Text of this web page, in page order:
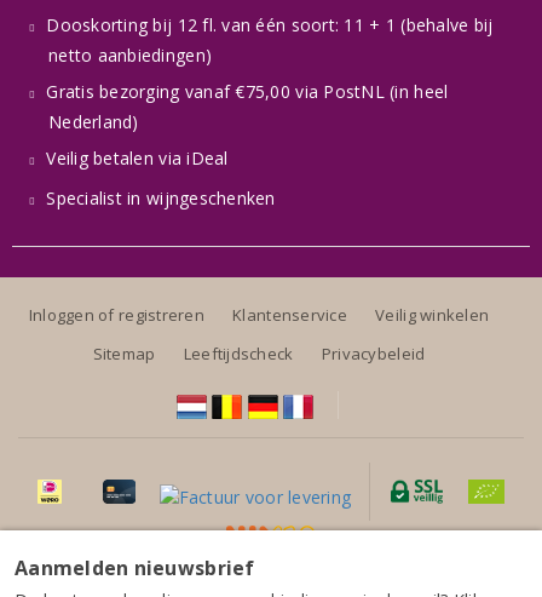
Dooskorting bij 12 fl. van één soort: 11 + 1 (behalve bij
netto aanbiedingen)
Gratis bezorging vanaf €75,00 via PostNL (in heel
Nederland)
Veilig betalen via iDeal
Specialist in wijngeschenken
Inloggen of registreren Klantenservice
Veilig winkelen
Sitemap
Leeftijdscheck Privacybeleid
Aanmelden nieuwsbrief